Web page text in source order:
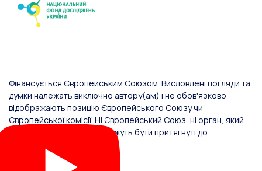
Фінансується Європейським Союзом. Висловлені погляди та
думки належать виключно автору(ам) і не обов'язково
відображають позицію Європейського Союзу чи
Європейської комісії. Ні Європейський Союз, ні орган, який
надав фінансування, не можуть бути притягнуті до